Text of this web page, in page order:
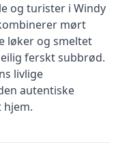
og turister i Windy
mørt
løker og smeltet
ferskt subbrød.
livlige
autentiske
hjem.